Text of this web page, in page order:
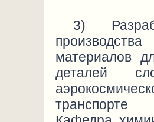
3)
материалов
деталей
транспорте